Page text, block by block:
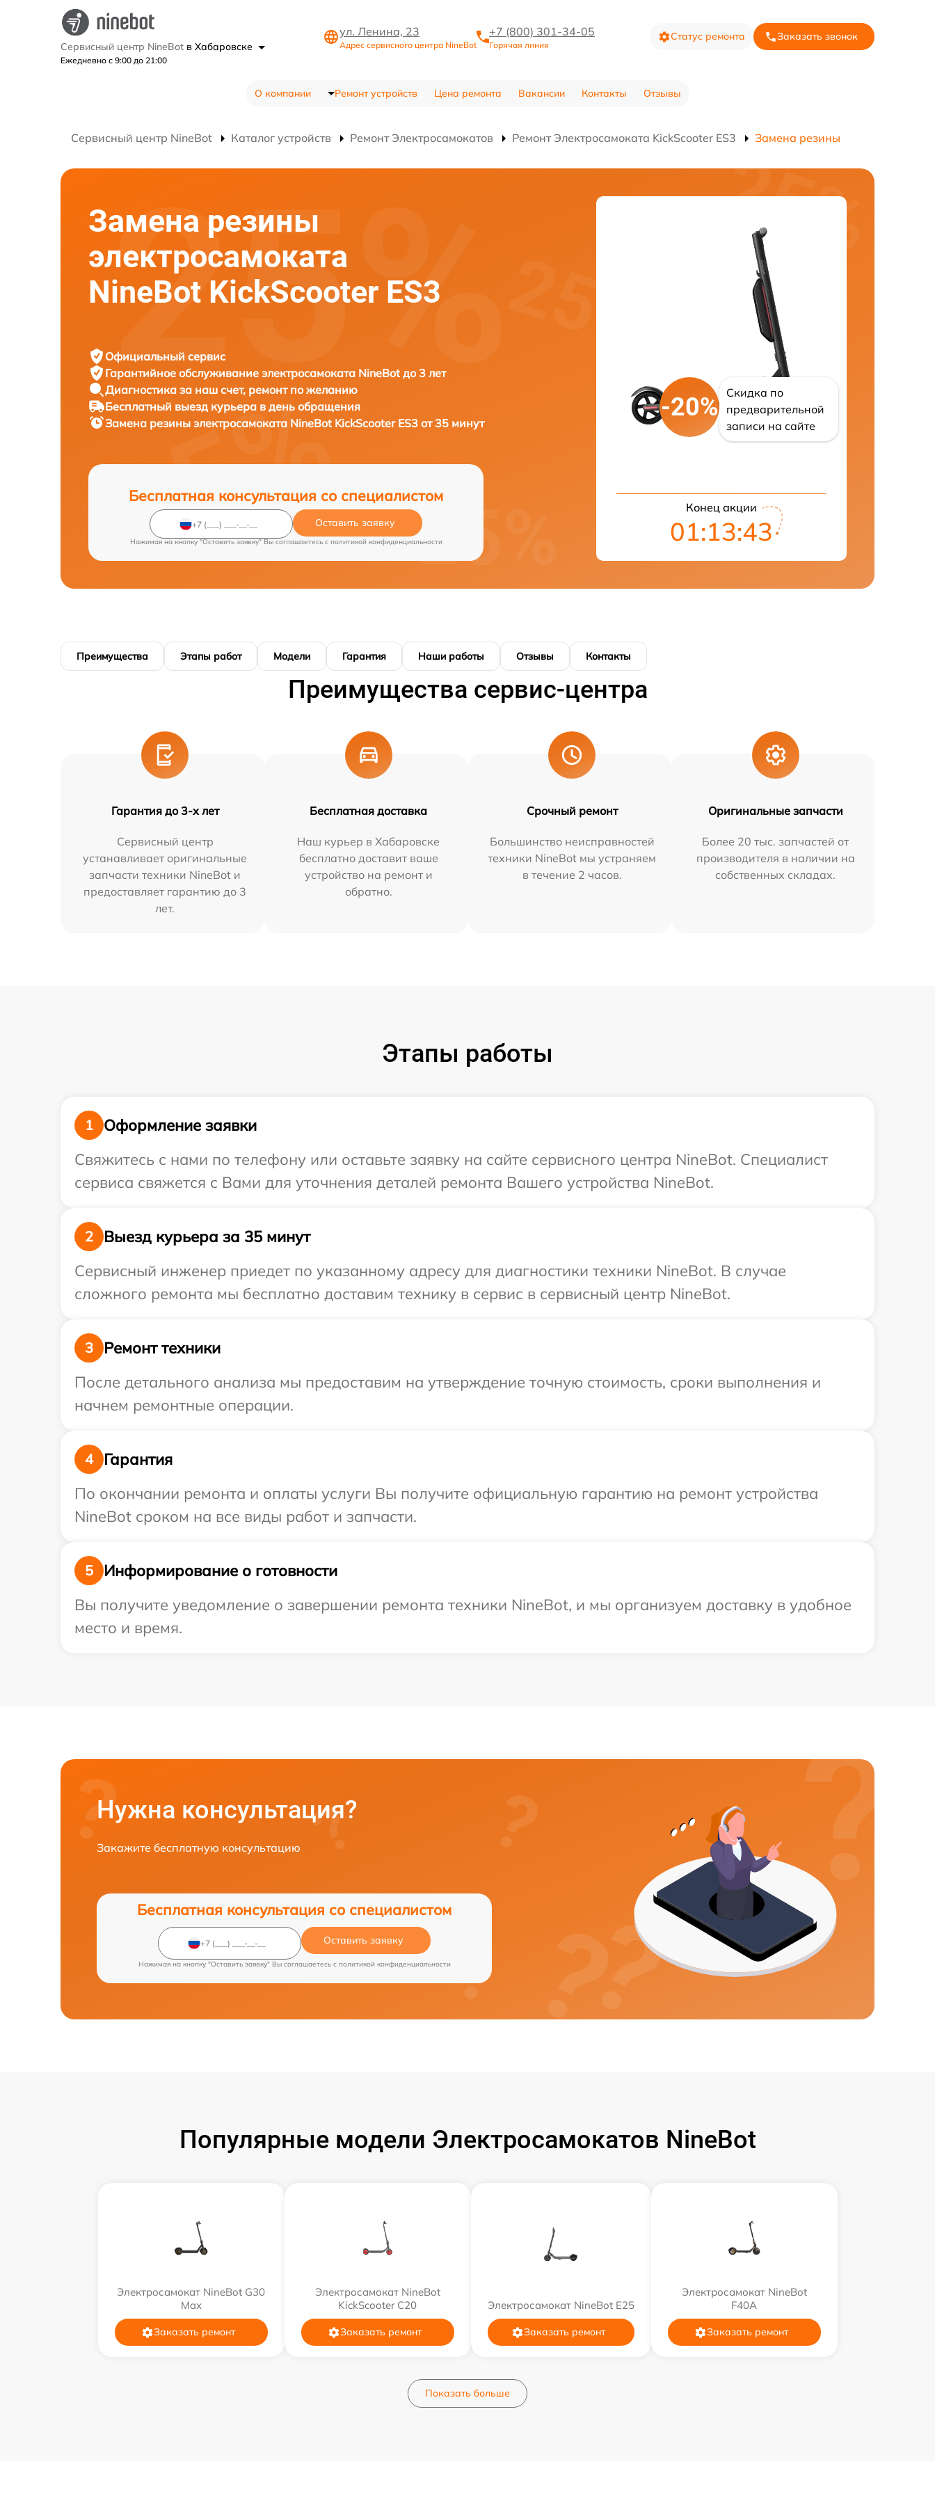
Сервисный центр NineBot в Хабаровске
Ежедневно с 9:00 до 21:00
ул. Ленина, 23
Адрес сервисного центра NineBot
+7 (800) 301-34-05
Горячая линия
Статус ремонта Заказать звонок
О компании Ремонт устройств Цена ремонта Вакансии Контакты Отзывы
Сервисный центр NineBot Каталог устройств Ремонт Электросамокатов Ремонт Электросамоката KickScooter ES3 Замена резины
Замена резины
электросамоката
NineBot KickScooter ES3
Официальный сервис
Гарантийное обслуживание электросамоката NineBot до 3 лет
Диагностика за наш счет, ремонт по желанию
Бесплатный выезд курьера в день обращения
Замена резины электросамоката NineBot KickScooter ES3 от 35 минут
Бесплатная консультация со специалистом
Оставить заявку
Нажимая на кнопку "Оставить заявку" Вы соглашаетесь c политикой конфиденциальности
-20%
Скидка по
предварительной
записи на сайте
Конец акции
01:13:42
Преимущества Этапы работ Модели Гарантия Наши работы Отзывы Контакты
Преимущества сервис-центра
Гарантия до 3-х лет
Сервисный центр
устанавливает оригинальные
запчасти техники NineBot и
предоставляет гарантию до 3
лет.
Бесплатная доставка
Наш курьер в Хабаровске
бесплатно доставит ваше
устройство на ремонт и
обратно.
Срочный ремонт
Большинство неисправностей
техники NineBot мы устраняем
в течение 2 часов.
Оригинальные запчасти
Более 20 тыс. запчастей от
производителя в наличии на
собственных складах.
Этапы работы
1
Оформление заявки
Свяжитесь с нами по телефону или оставьте заявку на сайте сервисного центра NineBot. Специалист
сервиса свяжется с Вами для уточнения деталей ремонта Вашего устройства NineBot.
2
Выезд курьера за 35 минут
Сервисный инженер приедет по указанному адресу для диагностики техники NineBot. В случае
сложного ремонта мы бесплатно доставим технику в сервис в сервисный центр NineBot.
3
Ремонт техники
После детального анализа мы предоставим на утверждение точную стоимость, сроки выполнения и
начнем ремонтные операции.
4
Гарантия
По окончании ремонта и оплаты услуги Вы получите официальную гарантию на ремонт устройства
NineBot сроком на все виды работ и запчасти.
5
Информирование о готовности
Вы получите уведомление о завершении ремонта техники NineBot, и мы организуем доставку в удобное
место и время.
Нужна консультация?
Закажите бесплатную консультацию
Бесплатная консультация со специалистом
Оставить заявку
Нажимая на кнопку "Оставить заявку" Вы соглашаетесь c политикой конфиденциальности
Популярные модели Электросамокатов NineBot
Электросамокат NineBot G30
Max
Заказать ремонт
Электросамокат NineBot
KickScooter C20
Заказать ремонт
Электросамокат NineBot E25
Заказать ремонт
Электросамокат NineBot
F40A
Заказать ремонт
Показать больше